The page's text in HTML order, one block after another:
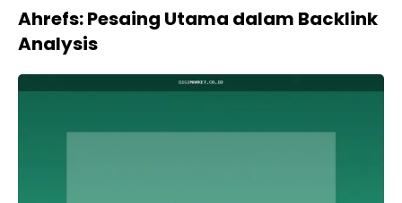
Ahrefs: Pesaing Utama dalam Backlink
Analysis